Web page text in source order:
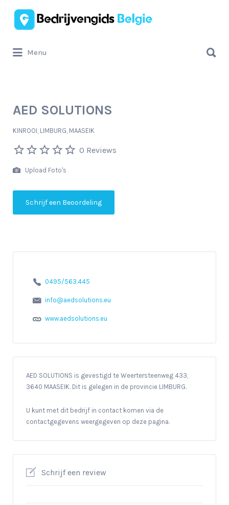
Zoek
naar:
Menu
naar:
AED SOLUTIONS
KINROOI, LIMBURG, MAASEIK
0 Reviews
Upload Foto's
Schrijf een Beoordeling
0495/563.445
info@aedsolutions.eu
www.aedsolutions.eu
AED SOLUTIONS is gevestigd te Weertersteenweg 433,
3640 MAASEIK. Dit is gelegen in de provincie LIMBURG.
U kunt met dit bedrijf in contact komen via de
contactgegevens weergegeven op deze pagina.
Schrijf een review